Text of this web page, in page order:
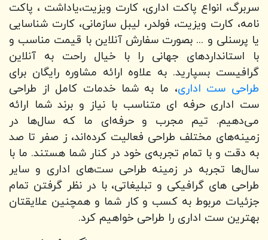
سربرگ، انواع پاکت اداری، کارت ویزیت،یاداشت ، پاکت
نامه، کارت ویزیت، فولدر، لیبل سازمانی، کارت شناسایی
یا پرسنلی و ... بصورت سفارش آنلاین با قیمت مناسب و
با استانداردهای جهانی را با خیال راحت به آنلاین
گرافیست بسپارید. به علاوه ارائه مشاوره رایگان برای
طراحی ست اداری، ما به شما خدمات کامل از طراحی
ست اداری حرفه ای متناسب با نیاز و برند شما ارائه
می‌دهیم. تیم مجرب و حرفه‌ای ما که سال‌ها در
زمینه‌های مختلف طراحی فعالیت کرده‌اند، ز صفر تا صد
به دقت و با تمام تجربه‌ی خود در کنار شما هستند. ما با
سال‌ها تجربه در زمینه طراحی ست‌های اداری و سایر
طراحی های گرافیکی و تبلیغاتی، با در نظر گرفتن تمام
جزئیات مربوط به کسب و کار شما و همچنین علایقتان
بهترین ست اداری را طراحی خواهیم کرد.